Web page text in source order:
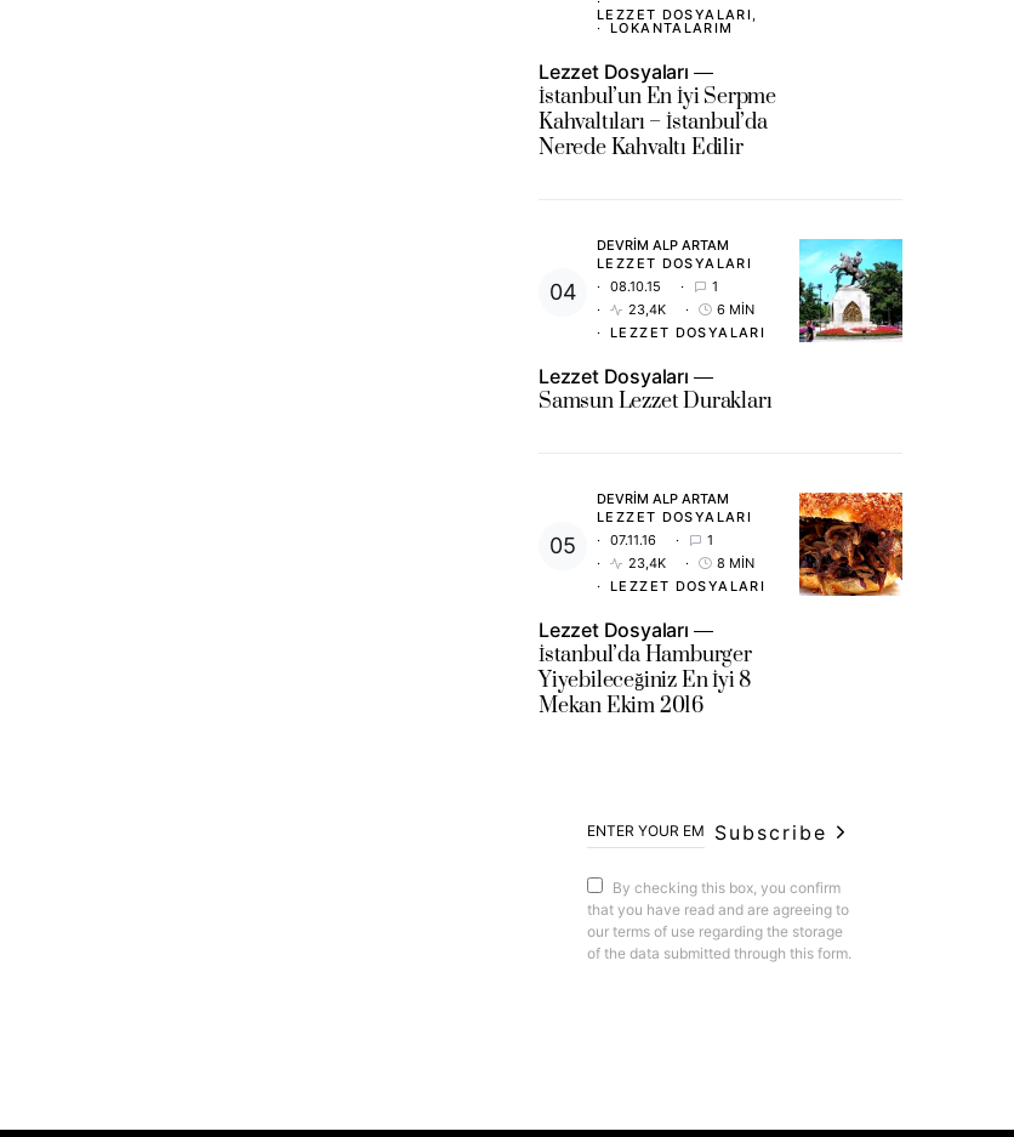
LEZZET DOSYALARI
LOKANTALARIM
Lezzet Dosyaları
İstanbul’un En İyi Serpme
Kahvaltıları – İstanbul’da
Nerede Kahvaltı Edilir
DEVRIM ALP ARTAM
LEZZET DOSYALARI
08.10.15
1
23,4K
6 MIN
LEZZET DOSYALARI
Lezzet Dosyaları
Samsun Lezzet Durakları
DEVRIM ALP ARTAM
LEZZET DOSYALARI
07.11.16
1
23,4K
8 MIN
LEZZET DOSYALARI
Lezzet Dosyaları
İstanbul’da Hamburger
Yiyebileceğiniz En İyi 8
Mekan Ekim 2016
Subscribe
By checking this box, you confirm
that you have read and are agreeing to
our terms of use regarding the storage
of the data submitted through this form.